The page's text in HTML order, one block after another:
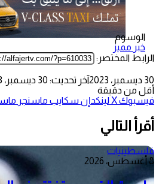
الوسوم
خبر مميز
الرابط المختصر:
30 ديسمبر، 2023
آخر تحديث: 30 ديسمبر، 2023
أقل من دقيقة
فيسبوك‫Xلينكدإن سكايب ماسنجر
أقرأ التالي
فلسطينيات
8 أغسطس، 2026